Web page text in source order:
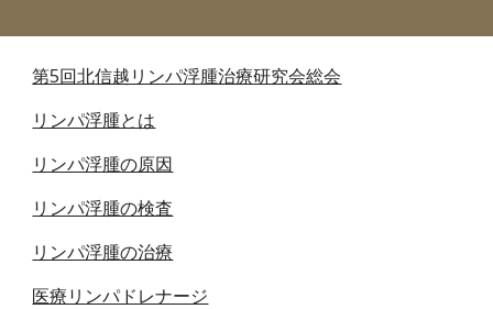
第5回北信越リンパ浮腫治療研究会総会
リンパ浮腫とは
リンパ浮腫の原因
リンパ浮腫の検査
リンパ浮腫の治療
医療リンパドレナージ